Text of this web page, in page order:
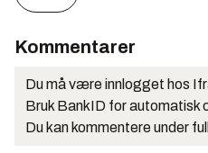
Kommentarer
Du må være innlogget hos
Bruk BankID for automatisk
Du kan kommentere under